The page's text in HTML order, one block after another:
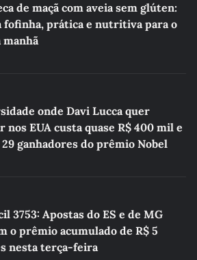
de maçã com aveia sem glúten:
fofinha, prática e nutritiva para o
manhã
onde Davi Lucca quer
nos EUA custa quase R$ 400 mil e
ganhadores do prêmio Nobel
3753: Apostas do ES e de MG
o prêmio acumulado de R$ 5
nesta terça-feira